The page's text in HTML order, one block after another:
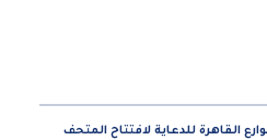
القاهرة للدعاية لافتتاح المتحف